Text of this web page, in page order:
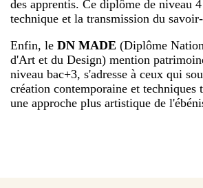
des apprentis. Ce diplôme de niveau
technique et la transmission du
Enfin, le DN MADE (Diplôme
d'Art et du Design) mention
niveau bac+3, s'adresse à ceux qui
création contemporaine et techniques
une approche plus artistique de